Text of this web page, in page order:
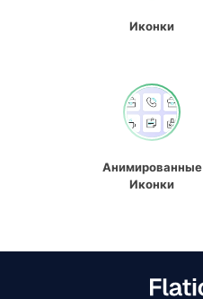
Иконки
Анимированные
Иконки